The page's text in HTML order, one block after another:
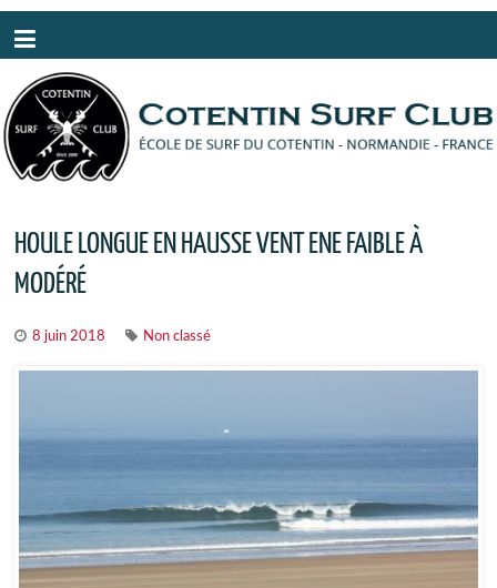
HOULE LONGUE EN HAUSSE VENT ENE FAIBLE À
MODÉRÉ
8 juin 2018 Non classé
Panneau de gestion des cookies